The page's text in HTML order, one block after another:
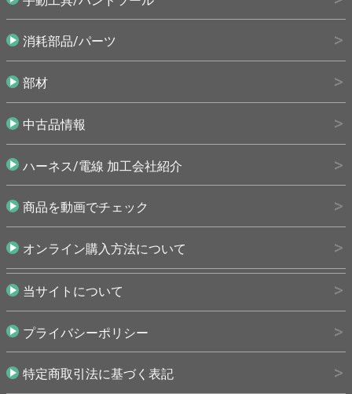
消耗部品/パーツ
部材
中古品情報
ハーネス/電線 加工会社紹介
商品を動画でチェック
オンライン購入方法について
当サイトについて
プライバシーポリシー
特定商取引法に基づく表記